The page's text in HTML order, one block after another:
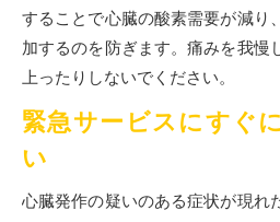
することで心臓の酸素需要が減り
加するのを防ぎます。痛みを我慢
上ったりしないでください。
緊急サービスにすぐ
い
心臓発作の疑いのある症状が現れ